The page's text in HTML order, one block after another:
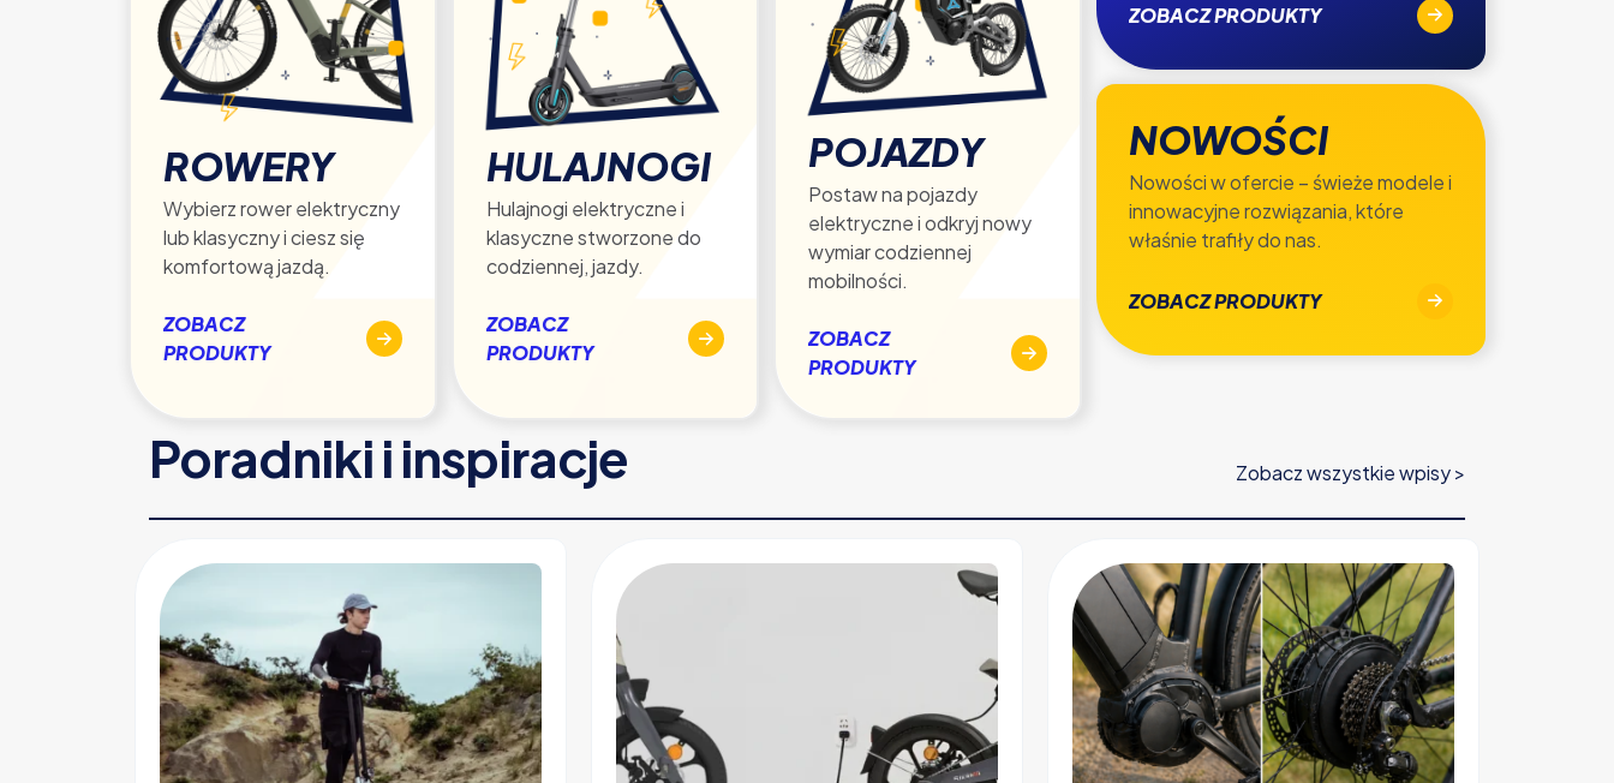
ROWERY
Wybierz rower elektryczny
lub klasyczny i ciesz się
komfortową jazdą.
ZOBACZ
PRODUKTY
HULAJNOGI
Hulajnogi elektryczne i
klasyczne stworzone do
codziennej, jazdy.
ZOBACZ
PRODUKTY
POJAZDY
Postaw na pojazdy
elektryczne i odkryj nowy
wymiar codziennej
mobilności.
ZOBACZ
PRODUKTY
ZOBACZ PRODUKTY
NOWOŚCI
Nowości w ofercie – świeże modele i
innowacyjne rozwiązania, które
właśnie trafiły do nas.
ZOBACZ PRODUKTY
Poradniki i inspiracje Zobacz wszystkie wpisy >